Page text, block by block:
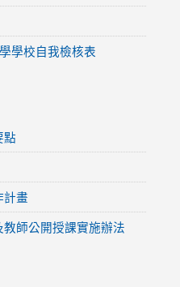
學校自我檢核表
點
計畫
師公開授課實施辦法